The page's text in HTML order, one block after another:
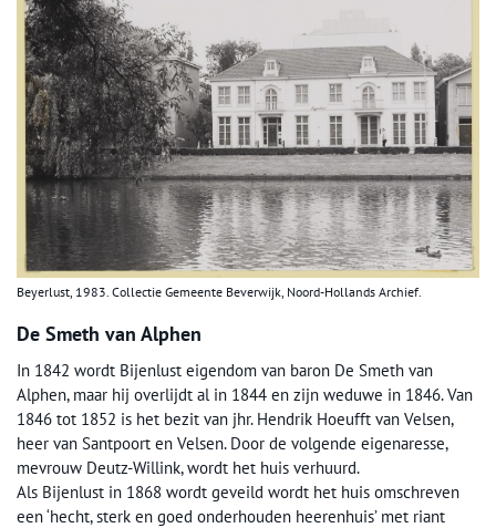
Beyerlust, 1983. Collectie Gemeente Beverwijk, Noord-Hollands Archief.
De Smeth van Alphen
In 1842 wordt Bijenlust eigendom van baron De Smeth van
Alphen, maar hij overlijdt al in 1844 en zijn weduwe in 1846. Van
1846 tot 1852 is het bezit van jhr. Hendrik Hoeufft van Velsen,
heer van Santpoort en Velsen. Door de volgende eigenaresse,
mevrouw Deutz-Willink, wordt het huis verhuurd.
Als Bijenlust in 1868 wordt geveild wordt het huis omschreven
een ‘hecht, sterk en goed onderhouden heerenhuis’ met riant